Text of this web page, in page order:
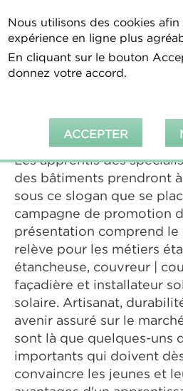
Nous utilisons des cookies
expérience en ligne plus
En cliquant sur le bouton
donnez votre accord.
ACCEPTER
au
contenu
principal
You
Accueil
Les apprentis des
des bâtiments prendront
sous ce slogan que se
campagne de promotion
présentation comprend le
relève pour les métiers
étancheuse, couvreur |
façadière et installateur
solaire. Artisanat,
avenir assuré sur le
sont là que quelques-uns
importants qui doivent
convaincre les jeunes et